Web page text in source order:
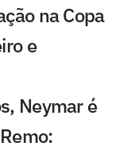
na Copa
e
Neymar é